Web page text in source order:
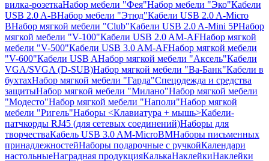
вилка-розеткаНабор мебели "Фея"Набор мебели "Эко"Кабели
USB 2.0 A-BНабор мебели "Этюд"Кабели USB 2.0 A-Micro
BНабор мягкой мебели "Club"Кабели USB 2.0 A-Mini 5PНабор
мягкой мебели "V-100"Кабели USB 2.0 AM-AFНабор мягкой
мебели "V-500"Кабели USB 3.0 AM-AFНабор мягкой мебели
"V-600"Кабели USB AНабор мягкой мебели "Аксель"Кабели
VGA/SVGA (D-SUB)Набор мягкой мебели "Ва-Банк"Кабели в
бухтахНабор мягкой мебели "Гарда"Спецодежда и средства
защитыНабор мягкой мебели "Милано"Набор мягкой мебели
"Модесто"Набор мягкой мебели "Наполи"Набор мягкой
мебели "Ригель"Наборы <Клавиатура + мышь>Кабели-
патчкорды RJ45 (для сетевых соединений)Наборы для
творчестваКабель USB 3.0 AM-MicroBMНаборы письменных
принадлежностейНаборы подарочные с ручкойКалендари
настольныеНаградная продукцияКалькаНаклейкиНаклейки